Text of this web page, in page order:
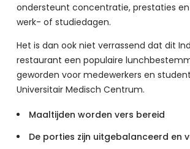
ondersteunt concentratie, prestaties en
werk- of studiedagen.
Het is dan ook niet verrassend dat dit
restaurant een populaire
geworden voor medewerkers en
Universitair Medisch Centrum.
Maaltijden worden vers bereid
De porties zijn uitgebalanceerd en